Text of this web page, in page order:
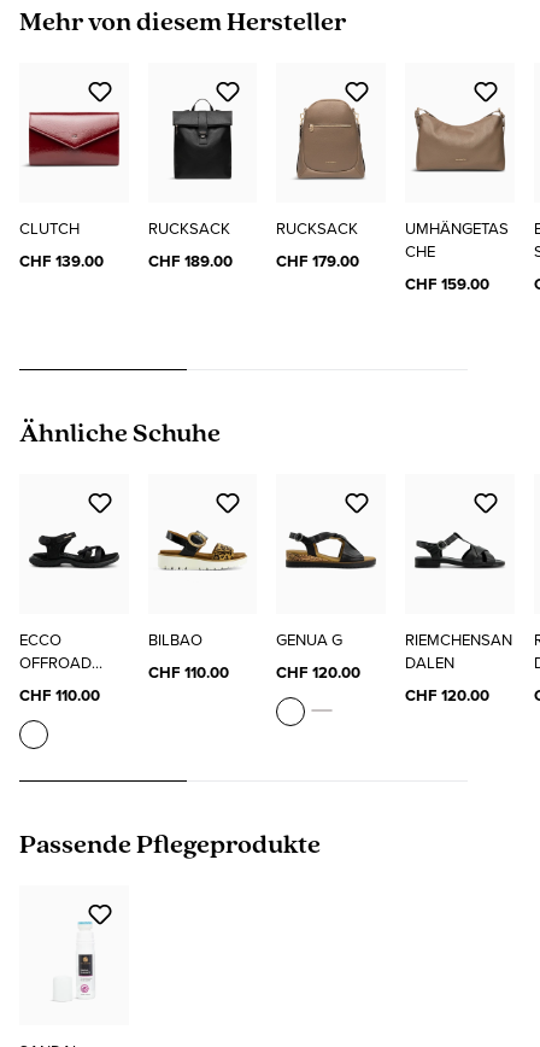
Produktgalerie überspringen
Mehr von diesem Hersteller
CLUTCH
CHF 139.00
RUCKSACK
CHF 189.00
RUCKSACK
CHF 179.00
UMHÄNGETAS
CHE
CHF 159.00
Produktgalerie überspringen
Ähnliche Schuhe
ECCO
OFFROAD
ROAM W
CHF 110.00
BILBAO
CHF 110.00
GENUA G
CHF 120.00
RIEMCHENSAN
DALEN
CHF 120.00
Produktgalerie überspringen
Passende Pflegeprodukte